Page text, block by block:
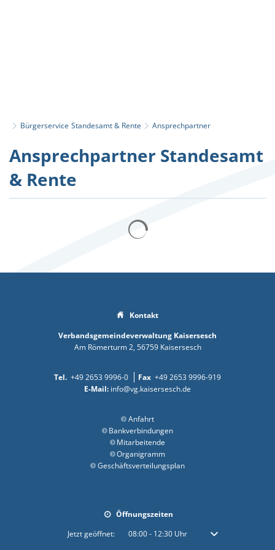
Bürgerservice Standesamt & Rente Ansprechpartner
Ansprechpartner
Ansprechpartner Standesamt
& Rente
Kontakt
Verbandsgemeindeverwaltung Kaisersesch
Am Römerturm 2 56759 Kaisersesch
+49 2653 9996-0
+49 2653 9996-919
info@vg.kaisersesch.de
Anfahrt
Bankverbindungen
Mitarbeitende
Organigramm
Geschäftsverteilungsplan
Öffnungszeiten
Klicken, um weitere Öffnungs- oder Schließzeiten auszublenden
Jetzt geöffnet: 08:00- 12:30Uhr Von 08:00 bis 12:30